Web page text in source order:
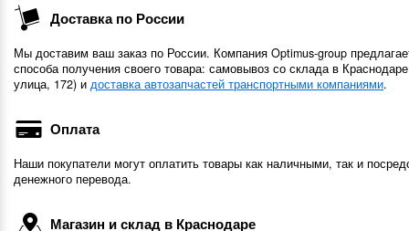
Доставка по России
Мы доставим ваш заказ по России. Компания Optimus-group
способа получения своего товара: самовывоз со склада в
улица, 172) и доставка автозапчастей транспортными компаниями.
Оплата
Наши покупатели могут оплатить товары как наличными, так и
денежного перевода.
Магазин и склад в Краснодаре